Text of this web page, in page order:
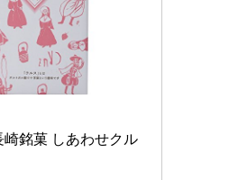
崎銘菓 しあわせクル